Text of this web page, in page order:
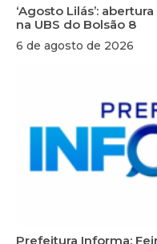
‘Agosto Lilás’:
na UBS do Bolsão 8
6 de agosto de 2026
Prefeitura Informa: